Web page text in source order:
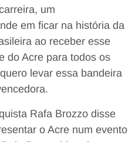
um
em ficar na história da
ao receber esse
do Acre para todos os
levar essa bandeira
Rafa Brozzo disse
o Acre num evento